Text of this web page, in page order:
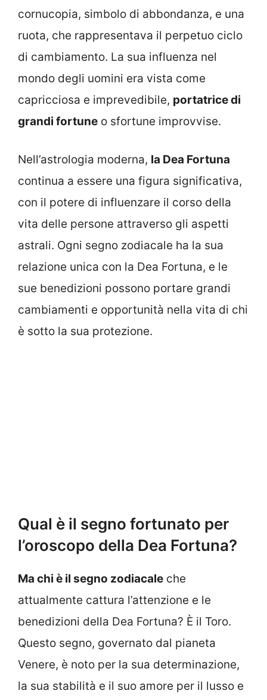
cornucopia, simbolo di abbondanza, e una
ruota, che rappresentava il perpetuo ciclo
di cambiamento. La sua influenza nel
mondo degli uomini era vista come
capricciosa e imprevedibile, portatrice di
grandi fortune o sfortune improvvise.
Nell’astrologia moderna, la Dea Fortuna
continua a essere una figura significativa,
con il potere di influenzare il corso della
vita delle persone attraverso gli aspetti
astrali. Ogni segno zodiacale ha la sua
relazione unica con la Dea Fortuna, e le
sue benedizioni possono portare grandi
cambiamenti e opportunità nella vita di chi
è sotto la sua protezione.
Qual è il segno fortunato per
l’oroscopo della Dea Fortuna?
Ma chi è il segno zodiacale che
attualmente cattura l’attenzione e le
benedizioni della Dea Fortuna? È il Toro.
Questo segno, governato dal pianeta
Venere, è noto per la sua determinazione,
la sua stabilità e il suo amore per il lusso e